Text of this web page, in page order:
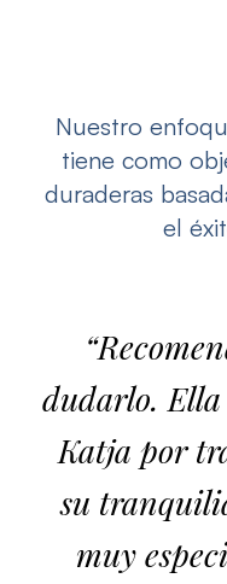
Nuestro
tiene como
duraderas
el
dudarlo. Ella
Katja por
su
muy